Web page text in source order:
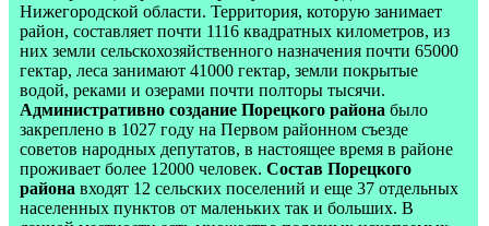
Нижегородской области. Территория, которую занимает
район, составляет почти 1116 квадратных километров, из
них земли сельскохозяйственного назначения почти 65000
гектар, леса занимают 41000 гектар, земли покрытые
водой, реками и озерами почти полторы тысячи.
Административно создание Порецкого района было
закреплено в 1027 году на Первом районном съезде
советов народных депутатов, в настоящее время в районе
проживает более 12000 человек. Состав Порецкого
района входят 12 сельских поселений и еще 37 отдельных
населенных пунктов от маленьких так и больших. В